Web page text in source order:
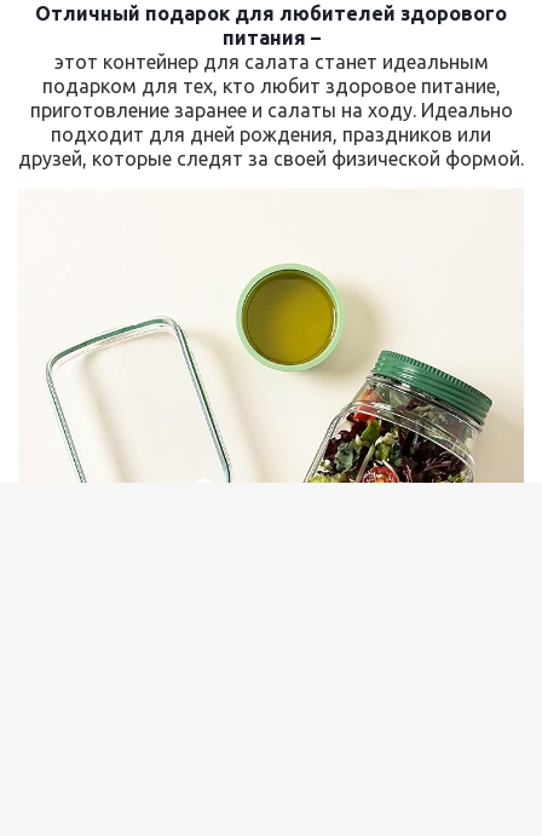
Отличный подарок для любителей здорового
питания –
этот контейнер для салата станет идеальным
подарком для тех, кто любит здоровое питание,
приготовление заранее и салаты на ходу. Идеально
подходит для дней рождения, праздников или
друзей, которые следят за своей физической формой.